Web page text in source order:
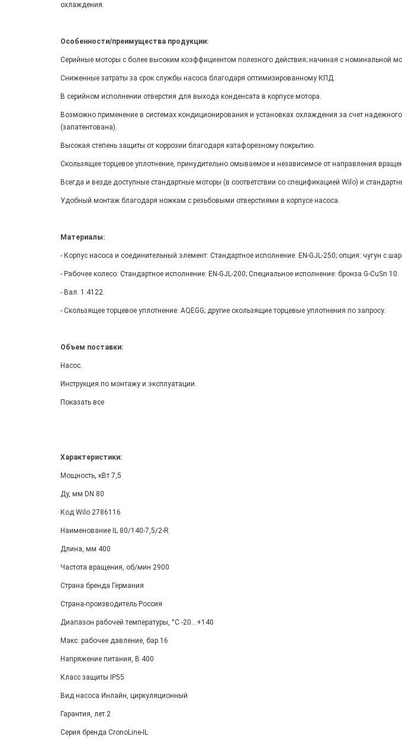
охлаждения.
Особенности/преимущества продукции:
Серийные моторы с более высоким коэффициентом полезного действия; начиная с номинальной
Сниженные затраты за срок службы насоса благодаря оптимизированному КПД.
В серийном исполнении отверстия для выхода конденсата в корпусе мотора.
Возможно применение в системах кондиционирования и установках охлаждения за счет
(запатентована).
Высокая степень защиты от коррозии благодаря катафорезному покрытию.
Скользящее торцевое уплотнение, принудительно омываемое и независимое от направления
Всегда и везде доступные стандартные моторы (в соответствии со спецификацией Wilo) и
Удобный монтаж благодаря ножкам с резьбовыми отверстиями в корпусе насоса.
Материалы:
- Корпус насоса и соединительный элемент: Стандартное исполнение: EN-GJL-250; опция: чугун с
- Рабочее колесо: Стандартное исполнение: EN-GJL-200; Специальное исполнение: бронза G-CuSn 10.
- Вал: 1.4122.
- Скользящее торцевое уплотнение: AQEGG; другие скользящие торцевые уплотнения по запросу.
Объем поставки:
Насос.
Инструкция по монтажу и эксплуатации.
Показать все
Характеристики:
Мощность, кВт 7,5
Ду, мм DN 80
Код Wilo 2786116
Наименование IL 80/140-7,5/2-R
Длина, мм 400
Частота вращения, об/мин 2900
Страна бренда Германия
Страна-производитель Россия
Диапазон рабочей температуры, °С -20...+140
Макс. рабочее давление, бар 16
Напряжение питания, В 400
Класс защиты IP55
Вид насоса Инлайн, циркуляционный
Гарантия, лет 2
Серия бренда CronoLine-IL